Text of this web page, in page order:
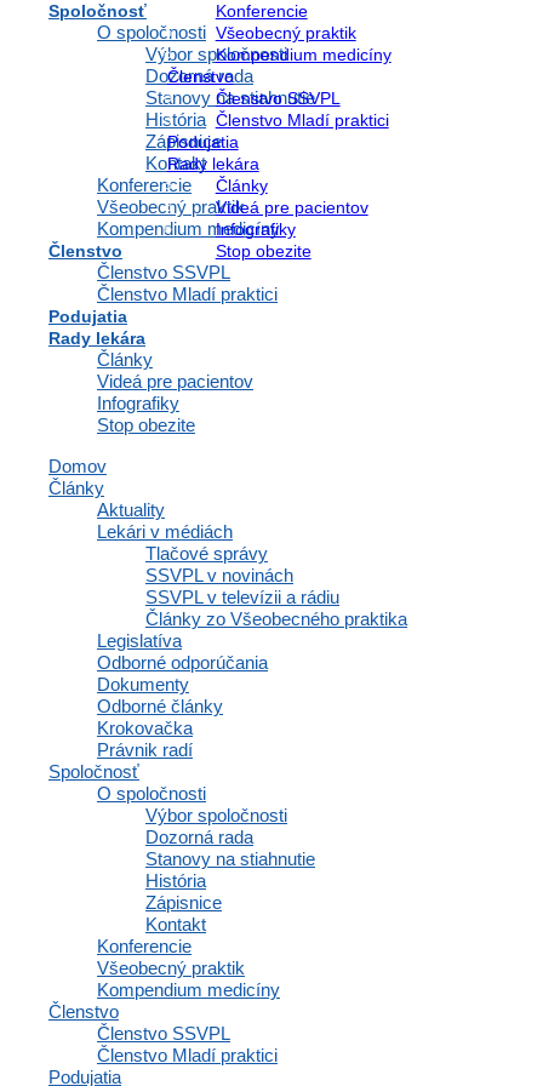
Spoločnosť
O spoločnosti
Výbor spoločnosti
Dozorná rada
Stanovy na stiahnutie
História
Zápisnice
Kontakt
Konferencie
Všeobecný praktik
Kompendium medicíny
Členstvo
Členstvo SSVPL
Členstvo Mladí praktici
Podujatia
Rady lekára
Články
Videá pre pacientov
Infografiky
Stop obezite
Domov
Články
Aktuality
Lekári v médiách
Tlačové správy
SSVPL v novinách
SSVPL v televízii a rádiu
Články zo Všeobecného praktika
Legislatíva
Odborné odporúčania
Dokumenty
Odborné články
Krokovačka
Právnik radí
Spoločnosť
O spoločnosti
Výbor spoločnosti
Dozorná rada
Stanovy na stiahnutie
História
Zápisnice
Kontakt
Konferencie
Všeobecný praktik
Kompendium medicíny
Členstvo
Členstvo SSVPL
Členstvo Mladí praktici
Podujatia
Konferencie
Všeobecný praktik
Kompendium medicíny
Členstvo
Členstvo SSVPL
Členstvo Mladí praktici
Podujatia
Rady lekára
Články
Videá pre pacientov
Infografiky
Stop obezite